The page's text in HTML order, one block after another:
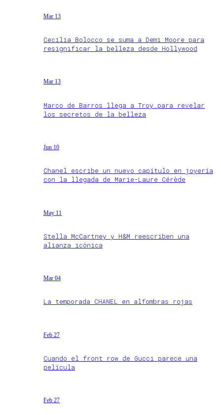
Mar 13
Cecilia Bolocco se suma a Demi Moore para
resignificar la belleza desde Hollywood
Mar 13
Marco de Barros llega a Troy para revelar
los secretos de la belleza
Jun 10
Chanel escribe un nuevo capítulo en joyería
con la llegada de Marie-Laure Cérède
May 11
Stella McCartney y H&M reescriben una
alianza icónica
Mar 04
La temporada CHANEL en alfombras rojas
Feb 27
Cuando el front row de Gucci parece una
película
Feb 27